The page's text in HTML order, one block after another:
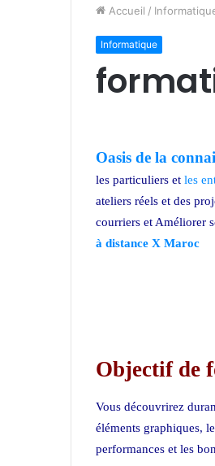
Accueil /
Informatique
Oasis de la
les particuliers et les
ateliers réels et des
courriers et Améliorer
à distance X Maroc
Objectif de
Vous découvrirez
éléments graphiques,
performances et les